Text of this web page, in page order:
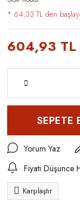
* 64,33 TL den
604,93 TL
SEPETE
Yorum Yaz
Fiyatı Düşünce
Karşılaştır